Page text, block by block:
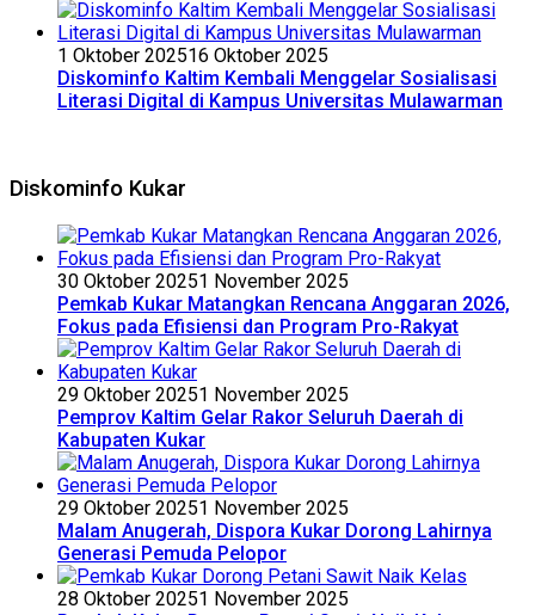
1 Oktober 202516 Oktober 2025
Diskominfo Kaltim Kembali Menggelar Sosialisasi
Literasi Digital di Kampus Universitas Mulawarman
Diskominfo Kukar
30 Oktober 20251 November 2025
Pemkab Kukar Matangkan Rencana Anggaran 2026,
Fokus pada Efisiensi dan Program Pro-Rakyat
29 Oktober 20251 November 2025
Pemprov Kaltim Gelar Rakor Seluruh Daerah di
Kabupaten Kukar
29 Oktober 20251 November 2025
Malam Anugerah, Dispora Kukar Dorong Lahirnya
Generasi Pemuda Pelopor
28 Oktober 20251 November 2025